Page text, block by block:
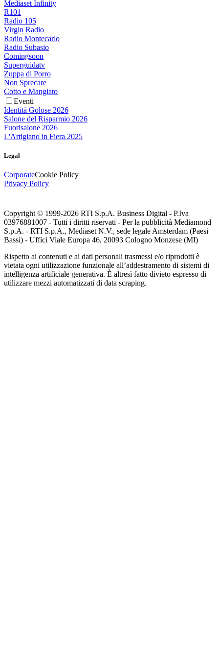
Mediaset Infinity
R101
Radio 105
Virgin Radio
Radio Montecarlo
Radio Subasio
Comingsoon
Superguidatv
Zuppa di Porro
Non Sprecare
Cotto e Mangiato
Eventi
Identità Golose 2026
Salone del Risparmio 2026
Fuorisalone 2026
L'Artigiano in Fiera 2025
Legal
CorporateCookie Policy
Privacy Policy
Copyright © 1999-2026 RTI S.p.A. Business Digital - P.Iva
03976881007 - Tutti i diritti riservati - Per la pubblicità Mediamond
S.p.A. - RTI S.p.A., Mediaset N.V., sede legale Amsterdam (Paesi
Bassi) - Uffici Viale Europa 46, 20093 Cologno Monzese (MI)
Rispetto ai contenuti e ai dati personali trasmessi e/o riprodotti è
vietata ogni utilizzazione funzionale all’addestramento di sistemi di
intelligenza artificiale generativa. È altresì fatto divieto espresso di
utilizzare mezzi automatizzati di data scraping.